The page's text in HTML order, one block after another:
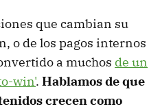
que cambian su
o de los pagos internos
a muchos de un
win'. Hablamos de que
crecen como